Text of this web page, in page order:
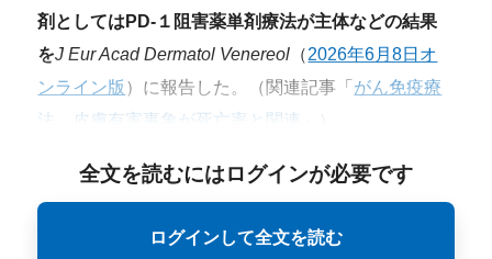
剤としてはPD-１阻害薬単剤療法が主体などの結果
をJ Eur Acad Dermatol Venereol （2026年6月8日オ
ンライン版 ）に報告した。（関連記事「 がん免疫療
法、皮膚有害事象が死亡率と関連
全文を読むにはログインが必要です
ログインして全文を読む